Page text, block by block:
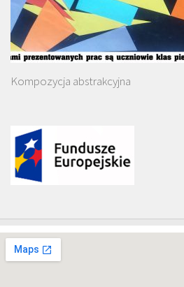
Kompozycja abstrakcyjna